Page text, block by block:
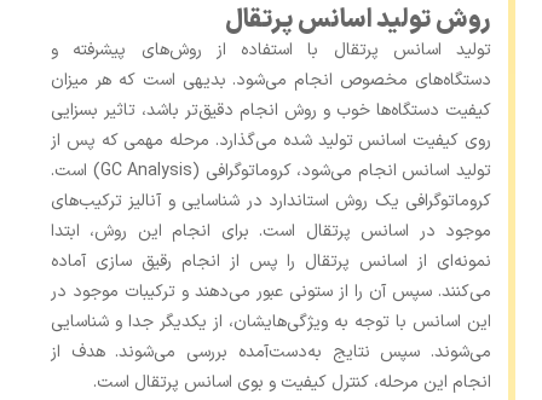
روش تولید اسانس پرتقال
تولید اسانس پرتقال با استفاده از روش‌های پیشرفته و
دستگاه‌های مخصوص انجام می‌شود. بدیهی است که هر میزان
کیفیت دستگاه‌ها خوب و روش انجام دقیق‌تر باشد، تاثیر بسزایی
روی کیفیت اسانس تولید شده می‌گذارد. مرحله مهمی که پس از
تولید اسانس انجام می‌شود، کروماتوگرافی (GC Analysis) است.
کروماتوگرافی یک روش استاندارد در شناسایی و آنالیز ترکیب‌های
موجود در اسانس پرتقال است. برای انجام این روش، ابتدا
نمونه‌ای از اسانس پرتقال را پس از انجام رقیق سازی آماده
می‌کنند. سپس آن را از ستونی عبور می‌دهند و ترکیبات موجود در
این اسانس با توجه به ویژگی‌هایشان، از یکدیگر جدا و شناسایی
می‌شوند. سپس نتایج به‌دست‌آمده بررسی می‌شوند. هدف از
انجام این مرحله، کنترل کیفیت و بوی اسانس پرتقال است.